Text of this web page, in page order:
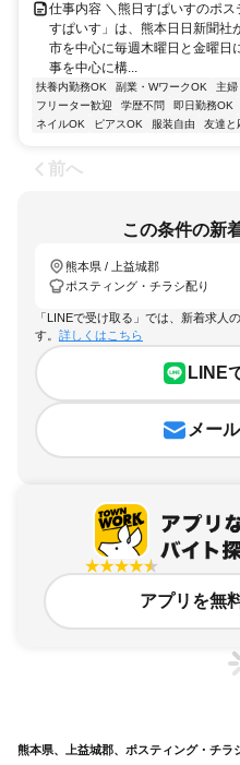
仕事内容 ＼熊日すぱいすのポ
すぱいす」は、熊本日日新聞社
市を中心に毎週木曜日と金曜日
事を中心に構...
扶養内勤務OK 副業・WワークOK 主
フリーター歓迎
学歴不問 即日勤務OK
ネイルOK
ピアスOK 服装自由 友達と
前へ
この条件の新
熊本県 / 上益城郡
ポスティング・チラシ配り
「LINEで受け取る」では、新着求人
す。 詳しくはこちら
LINE
メー
アプリを無
熊本県、上益城郡、ポスティング・チラ